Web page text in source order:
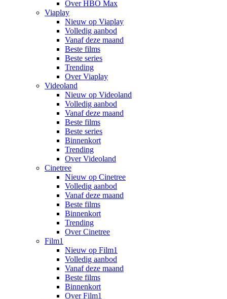
Over HBO Max
Viaplay
Nieuw op Viaplay
Volledig aanbod
Vanaf deze maand
Beste films
Beste series
Trending
Over Viaplay
Videoland
Nieuw op Videoland
Volledig aanbod
Vanaf deze maand
Beste films
Beste series
Binnenkort
Trending
Over Videoland
Cinetree
Nieuw op Cinetree
Volledig aanbod
Vanaf deze maand
Beste films
Binnenkort
Trending
Over Cinetree
Film1
Nieuw op Film1
Volledig aanbod
Vanaf deze maand
Beste films
Binnenkort
Over Film1